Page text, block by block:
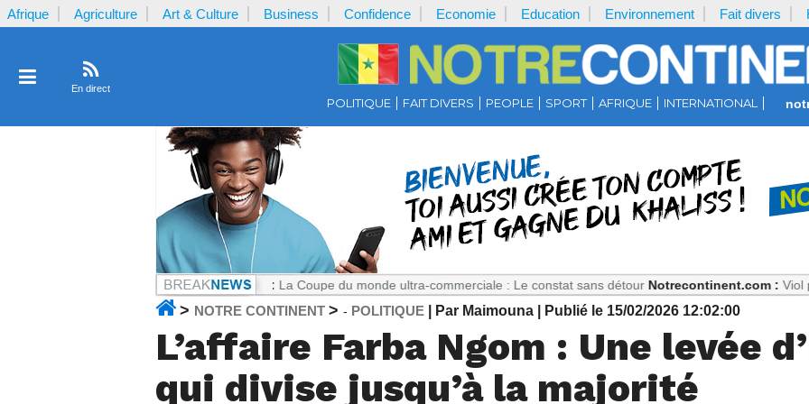
Afrique Agriculture Art & Culture Business Confidence Economie Education Environnement Fait divers
En direct
POLITIQUE FAIT DIVERS PEOPLE SPORT AFRIQUE INTERNATIONAL
Notrecontinent.com : La Coupe du monde ultra-commerciale : Le constat sans détour Notrecontinent.com : Viol présumé :
> NOTRE CONTINENT > - POLITIQUE | Par Maimouna | Publié le 15/02/2026 12:02:00
L’affaire Farba Ngom : Une levée
qui divise jusqu’à la majorité